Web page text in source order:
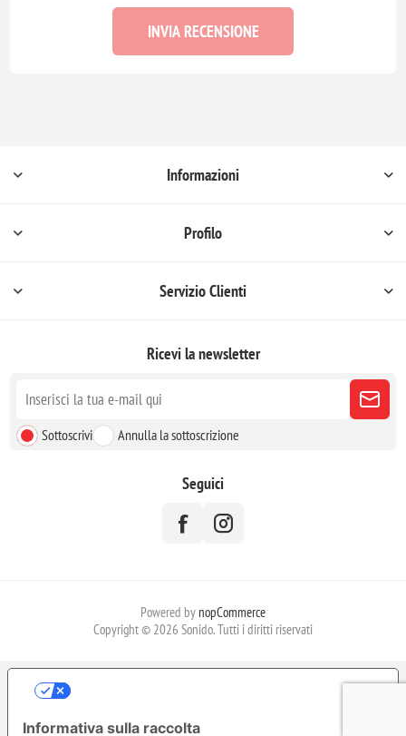
INVIA RECENSIONE
Informazioni
Profilo
Servizio Clienti
Ricevi la newsletter
Sottoscrivi Annulla la sottoscrizione
Seguici
Powered by nopCommerce
Copyright © 2026 Sonido. Tutti i diritti riservati
Informativa sulla raccolta
LE TUE PREFERENZE RELATIVE ALLA